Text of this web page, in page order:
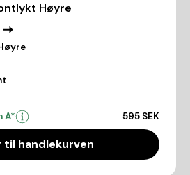
Høyre
A* 595 SEK
til handlekurven